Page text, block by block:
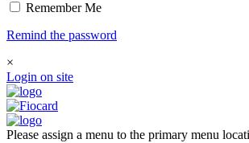
Remember Me
Remind the password
×
Login on site
Please assign a menu to the primary menu